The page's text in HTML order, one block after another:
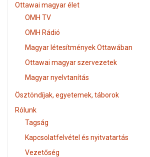
Ottawai magyar élet
OMH TV
OMH Rádió
Magyar létesítmények Ottawában
Ottawai magyar szervezetek
Magyar nyelvtanítás
Ösztöndíjak, egyetemek, táborok
Rólunk
Tagság
Kapcsolatfelvétel és nyitvatartás
Vezetőség